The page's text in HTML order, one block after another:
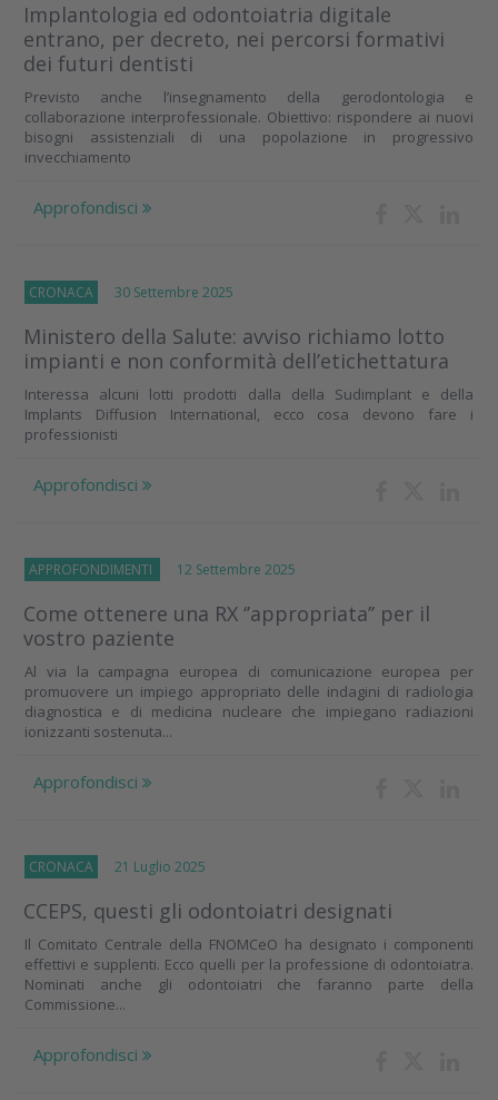
Implantologia ed odontoiatria digitale
entrano, per decreto, nei percorsi formativi
dei futuri dentisti
Previsto anche l’insegnamento della gerodontologia e
collaborazione interprofessionale. Obiettivo: rispondere ai nuovi
bisogni assistenziali di una popolazione in progressivo
invecchiamento
Approfondisci
CRONACA 30 Settembre 2025
Ministero della Salute: avviso richiamo lotto
impianti e non conformità dell’etichettatura
Interessa alcuni lotti prodotti dalla della Sudimplant e della
Implants Diffusion International, ecco cosa devono fare i
professionisti
Approfondisci
APPROFONDIMENTI 12 Settembre 2025
Come ottenere una RX ‘’appropriata’’ per il
vostro paziente
Al via la campagna europea di comunicazione europea per
promuovere un impiego appropriato delle indagini di radiologia
diagnostica e di medicina nucleare che impiegano radiazioni
ionizzanti sostenuta...
Approfondisci
CRONACA 21 Luglio 2025
CCEPS, questi gli odontoiatri designati
Il Comitato Centrale della FNOMCeO ha designato i componenti
effettivi e supplenti. Ecco quelli per la professione di odontoiatra.
Nominati anche gli odontoiatri che faranno parte della
Commissione...
Approfondisci